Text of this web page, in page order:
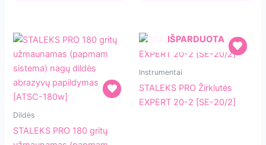
STALEKS
Dildės
STALEKS PRO 180 gritų
STALEKS
IŠPARDUOTA
Instrumentai
STALEKS PRO Žirklutės
EXPERT 20-2 [SE-20/2]